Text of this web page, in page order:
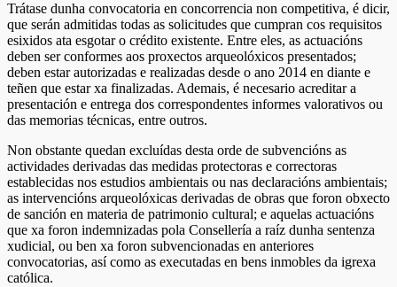
Trátase dunha convocatoria en concorrencia non competitiva, é dicir,
que serán admitidas todas as solicitudes que cumpran cos requisitos
esixidos ata esgotar o crédito existente. Entre eles, as actuacións
deben ser conformes aos proxectos arqueolóxicos presentados;
deben estar autorizadas e realizadas desde o ano 2014 en diante e
teñen que estar xa finalizadas. Ademais, é necesario acreditar a
presentación e entrega dos correspondentes informes valorativos ou
das memorias técnicas, entre outros.
Non obstante quedan excluídas desta orde de subvencións as
actividades derivadas das medidas protectoras e correctoras
establecidas nos estudios ambientais ou nas declaracións ambientais;
as intervencións arqueolóxicas derivadas de obras que foron obxecto
de sanción en materia de patrimonio cultural; e aquelas actuacións
que xa foron indemnizadas pola Consellería a raíz dunha sentenza
xudicial, ou ben xa foron subvencionadas en anteriores
convocatorias, así como as executadas en bens inmobles da igrexa
católica.